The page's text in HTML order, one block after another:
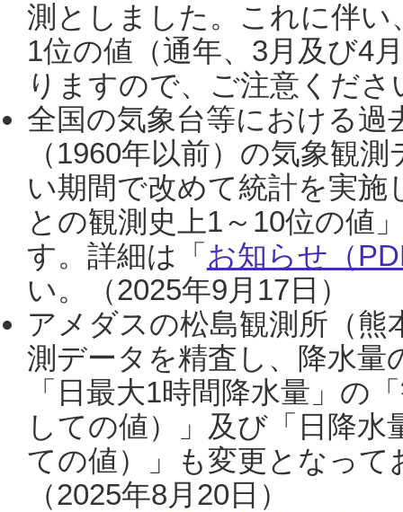
測としました。これに伴い
1位の値（通年、3月及び4
りますので、ご注意くだ
全国の気象台等における過
（1960年以前）の気象観
い期間で改めて統計を実
との観測史上1～10位の値
す。詳細は「 お知らせ（
い。（2025年9月17日）
アメダスの松島観測所（熊
測データを精査し、降水
「日最大1時間降水量」の
しての値）」及び「日降
ての値）」も変更となっ
（2025年8月20日）